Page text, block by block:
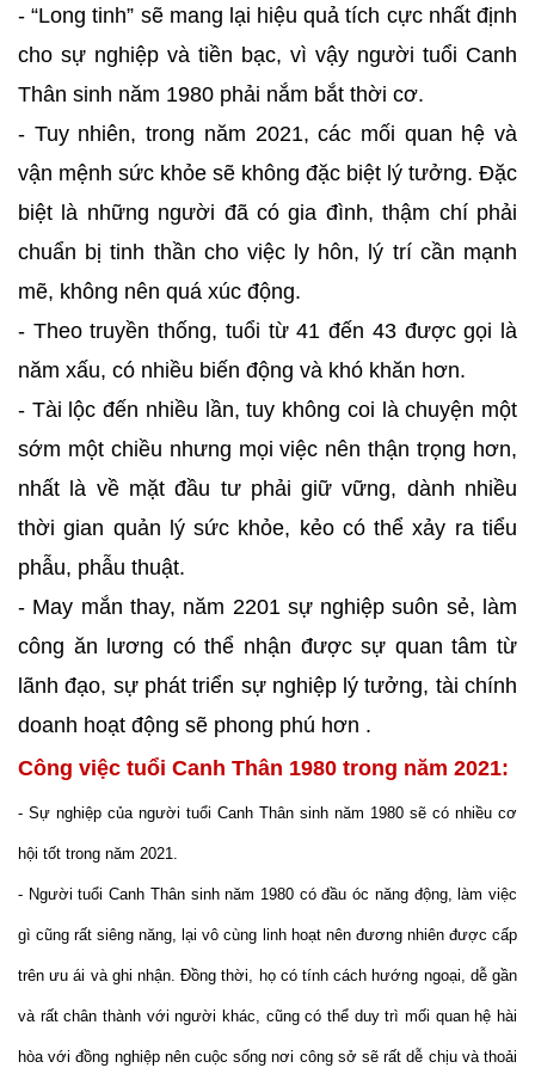
- “Long tinh” sẽ mang lại hiệu quả tích cực nhất định
cho sự nghiệp và tiền bạc, vì vậy người tuổi Canh
Thân sinh năm 1980 phải nắm bắt thời cơ.
- Tuy nhiên, trong năm 2021, các mối quan hệ và
vận mệnh sức khỏe sẽ không đặc biệt lý tưởng. Đặc
biệt là những người đã có gia đình, thậm chí phải
chuẩn bị tinh thần cho việc ly hôn, lý trí cần mạnh
mẽ, không nên quá xúc động.
- Theo truyền thống, tuổi từ 41 đến 43 được gọi là
năm xấu, có nhiều biến động và khó khăn hơn.
- Tài lộc đến nhiều lần, tuy không coi là chuyện một
sớm một chiều nhưng mọi việc nên thận trọng hơn,
nhất là về mặt đầu tư phải giữ vững, dành nhiều
thời gian quản lý sức khỏe, kẻo có thể xảy ra tiểu
phẫu, phẫu thuật.
- May mắn thay, năm 2201 sự nghiệp suôn sẻ, làm
công ăn lương có thể nhận được sự quan tâm từ
lãnh đạo, sự phát triển sự nghiệp lý tưởng, tài chính
doanh hoạt động sẽ phong phú hơn .
Công việc tuổi Canh Thân 1980 trong năm 2021:
- Sự nghiệp của người tuổi Canh Thân sinh năm 1980 sẽ có nhiều cơ
hội tốt trong năm 2021.
- Người tuổi Canh Thân sinh năm 1980 có đầu óc năng động, làm việc
gì cũng rất siêng năng, lại vô cùng linh hoạt nên đương nhiên được cấp
trên ưu ái và ghi nhận. Đồng thời, họ có tính cách hướng ngoại, dễ gần
và rất chân thành với người khác, cũng có thể duy trì mối quan hệ hài
hòa với đồng nghiệp nên cuộc sống nơi công sở sẽ rất dễ chịu và thoải